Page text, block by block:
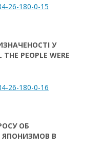
26-180-0-15
У
PEOPLE WERE
26-180-0-16
ОБ
ЯПОНИЗМОВ В